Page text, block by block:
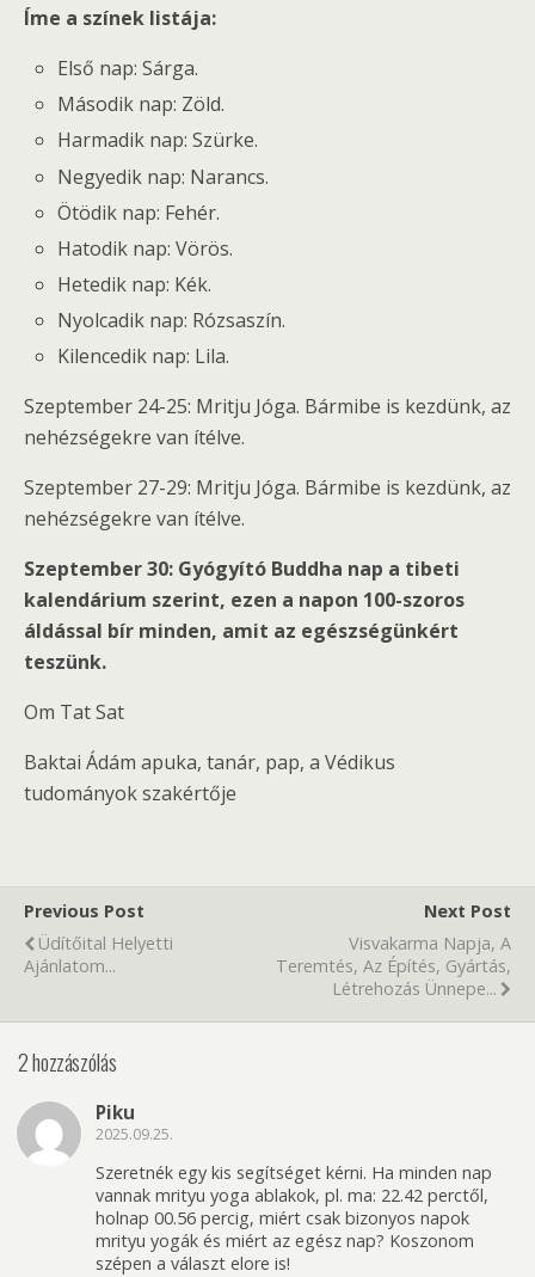
Íme a színek listája:
Első nap: Sárga.
Második nap: Zöld.
Harmadik nap: Szürke.
Negyedik nap: Narancs.
Ötödik nap: Fehér.
Hatodik nap: Vörös.
Hetedik nap: Kék.
Nyolcadik nap: Rózsaszín.
Kilencedik nap: Lila.
Szeptember 24-25: Mritju Jóga. Bármibe is kezdünk, az
nehézségekre van ítélve.
Szeptember 27-29: Mritju Jóga. Bármibe is kezdünk, az
nehézségekre van ítélve.
Szeptember 30: Gyógyító Buddha nap a tibeti
kalendárium szerint, ezen a napon 100-szoros
áldással bír minden, amit az egészségünkért
teszünk.
Om Tat Sat
Baktai Ádám apuka, tanár, pap, a Védikus
tudományok szakértője
Previous Post
Üdítőital Helyetti
Ajánlatom...
Next Post
Visvakarma Napja, A
Teremtés, Az Építés, Gyártás,
Létrehozás Ünnepe...
2 hozzászólás
Piku
2025.09.25.
Szeretnék egy kis segítséget kérni. Ha minden nap
vannak mrityu yoga ablakok, pl. ma: 22.42 perctől,
holnap 00.56 percig, miért csak bizonyos napok
mrityu yogák és miért az egész nap? Koszonom
szépen a választ elore is!